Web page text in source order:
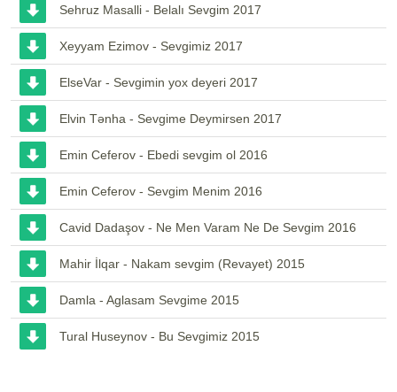
Sehruz Masalli - Belalı Sevgim 2017
Xeyyam Ezimov - Sevgimiz 2017
ElseVar - Sevgimin yox deyeri 2017
Elvin Tənha - Sevgime Deymirsen 2017
Emin Ceferov - Ebedi sevgim ol 2016
Emin Ceferov - Sevgim Menim 2016
Cavid Dadaşov - Ne Men Varam Ne De Sevgim 2016
Mahir İlqar - Nakam sevgim (Revayet) 2015
Damla - Aglasam Sevgime 2015
Tural Huseynov - Bu Sevgimiz 2015